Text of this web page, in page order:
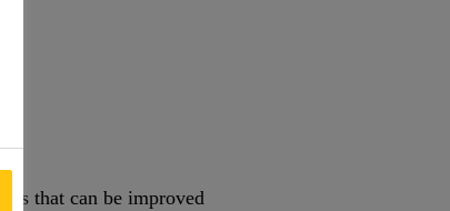
that can be improved